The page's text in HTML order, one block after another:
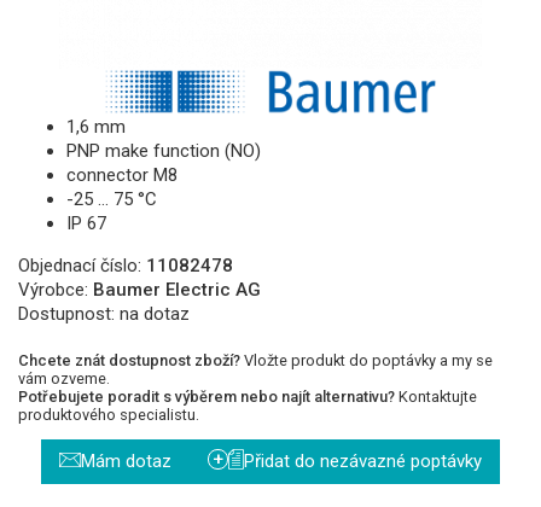
1,6 mm
PNP make function (NO)
connector M8
-25 … 75 °C
IP 67
Objednací číslo: 11082478
Výrobce: Baumer Electric AG
Dostupnost: na dotaz
Chcete znát dostupnost zboží? Vložte produkt do poptávky a my se
vám ozveme.
Potřebujete poradit s výběrem nebo najít alternativu? Kontaktujte
produktového specialistu.
Mám dotaz + Přidat do nezávazné poptávky